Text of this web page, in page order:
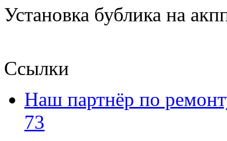
Установка бублика на
Ссылки
Наш партнёр по
73